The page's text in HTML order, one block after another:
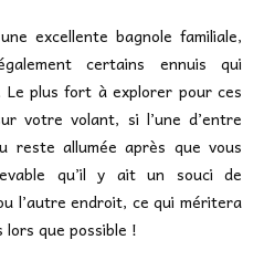
excellente bagnole familiale,
certains ennuis qui
plus fort à explorer pour ces
votre volant, si l’une d’entre
reste allumée après que vous
qu’il y ait un souci de
l’autre endroit, ce qui méritera
lors que possible !